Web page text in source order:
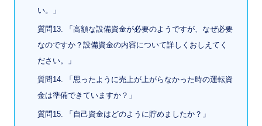
い。」
質問13. 「高額な設備資金が必要のようですが、なぜ必要
なのですか？設備資金の内容について詳しくおしえてく
ださい。」
質問14. 「思ったように売上が上がらなかった時の運転資
金は準備できていますか？」
質問15. 「自己資金はどのように貯めましたか？」